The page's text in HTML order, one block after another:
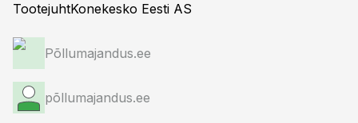
TootejuhtKonekesko Eesti AS
Põllumajandus.ee
põllumajandus.ee